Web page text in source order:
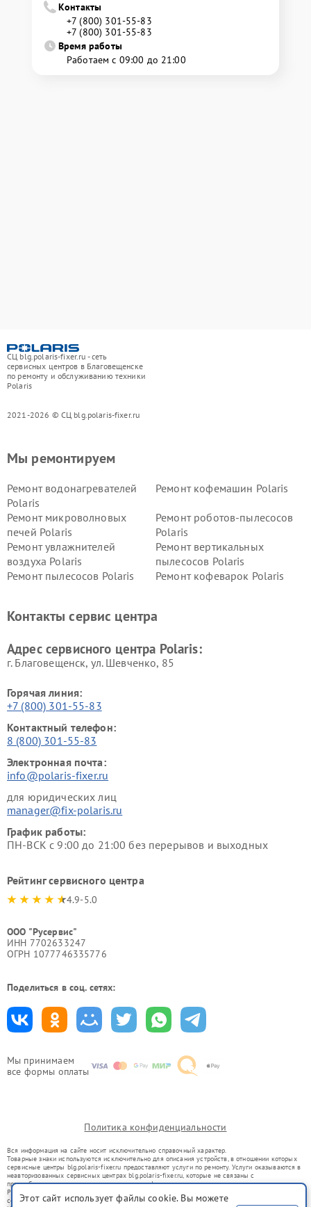
Контакты
+7 (800) 301-55-83
+7 (800) 301-55-83
Время работы
Работаем с 09:00 до 21:00
СЦ blg.polaris-fixer.ru - сеть
сервисных центров в Благовещенске
по ремонту и обслуживанию техники
Polaris
2021-2026 © СЦ blg.polaris-fixer.ru
Мы принимаем
все формы оплаты
Мы ремонтируем
Ремонт водонагревателей
Polaris
Ремонт кофемашин Polaris
Ремонт микроволновых
печей Polaris
Ремонт роботов-пылесосов
Polaris
Ремонт увлажнителей
воздуха Polaris
Ремонт вертикальных
пылесосов Polaris
Ремонт пылесосов Polaris
Ремонт кофеварок Polaris
Контакты сервис центра
Адрес сервисного центра Polaris:
г. Благовещенск, ул. Шевченко, 85
Горячая линия:
+7 (800) 301-55-83
Контактный телефон:
8 (800) 301-55-83
Электронная почта:
info@polaris-fixer.ru
для юридических лиц
manager@fix-polaris.ru
График работы:
ПН-ВСК с 9:00 до 21:00 без перерывов и выходных
Рейтинг сервисного центра
4.9-5.0
ООО "Русервис"
ИНН 7702633247
ОГРН 1077746335776
Поделиться в соц. сетях:
Политика конфиденциальности
Вся информация на сайте носит исключительно справочный характер.
Товарные знаки используются исключительно для описания устройств, в отношении которых
сервисные центры blg.polaris-fixer.ru предоставляют услуги по ремонту. Услуги оказываются в
неавторизованных сервисных центрах blg.polaris-fixer.ru, которые не связаны с
правообладателями товарных знаков или их официальными представителями.
Ремонт осуществляется для устройств, уже введенных в гражданский оборот в соответствии
со статьей 1487 ГК РФ.
Этот сайт использует файлы cookie. Вы можете